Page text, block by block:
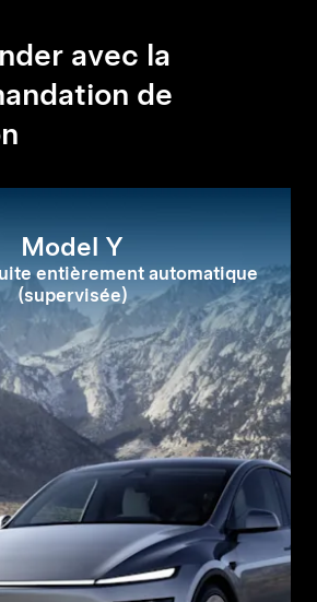
avec la
de
Model Y
entièrement automatique
(supervisée)